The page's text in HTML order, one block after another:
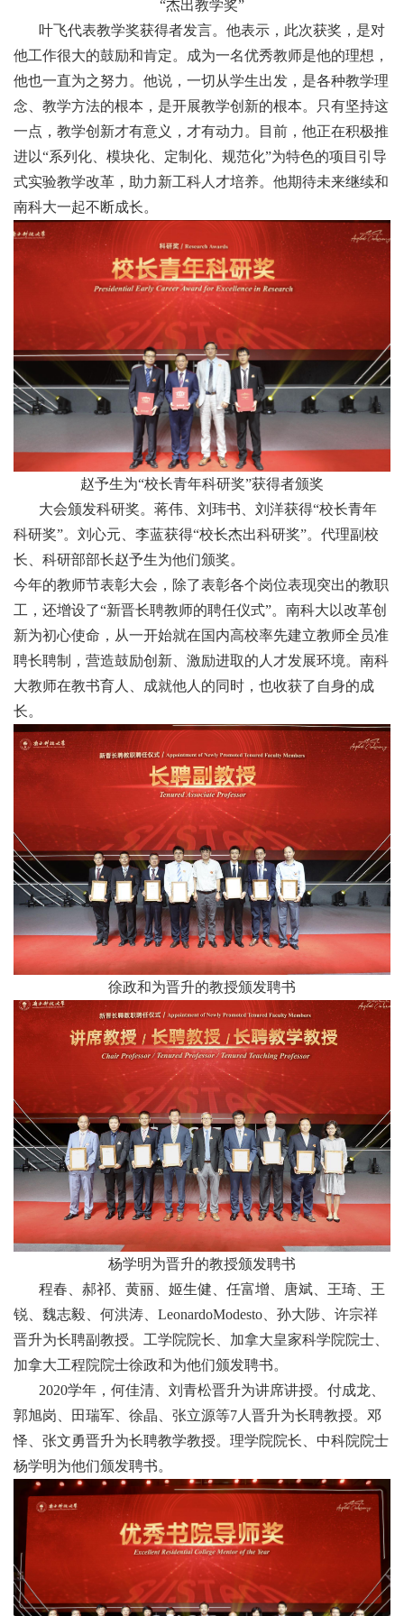
“杰出教学奖”
叶飞代表教学奖获得者发言。他表示，此次获奖，是对
他工作很大的鼓励和肯定。成为一名优秀教师是他的理想，
他也一直为之努力。他说，一切从学生出发，是各种教学理
念、教学方法的根本，是开展教学创新的根本。只有坚持这
一点，教学创新才有意义，才有动力。目前，他正在积极推
进以“系列化、模块化、定制化、规范化”为特色的项目引导
式实验教学改革，助力新工科人才培养。他期待未来继续和
南科大一起不断成长。
赵予生为“校长青年科研奖”获得者颁奖
大会颁发科研奖。蒋伟、刘玮书、刘洋获得“校长青年
科研奖”。刘心元、李蓝获得“校长杰出科研奖”。代理副校
长、科研部部长赵予生为他们颁奖。
今年的教师节表彰大会，除了表彰各个岗位表现突出的教职
工，还增设了“新晋长聘教师的聘任仪式”。南科大以改革创
新为初心使命，从一开始就在国内高校率先建立教师全员准
聘长聘制，营造鼓励创新、激励进取的人才发展环境。南科
大教师在教书育人、成就他人的同时，也收获了自身的成
长。
徐政和为晋升的教授颁发聘书
杨学明为晋升的教授颁发聘书
程春、郝祁、黄丽、姬生健、任富增、唐斌、王琦、王
锐、魏志毅、何洪涛、LeonardoModesto、孙大陟、许宗祥
晋升为长聘副教授。工学院院长、加拿大皇家科学院院士、
加拿大工程院院士徐政和为他们颁发聘书。
2020学年，何佳清、刘青松晋升为讲席讲授。付成龙、
郭旭岗、田瑞军、徐晶、张立源等7人晋升为长聘教授。邓
怿、张文勇晋升为长聘教学教授。理学院院长、中科院院士
杨学明为他们颁发聘书。